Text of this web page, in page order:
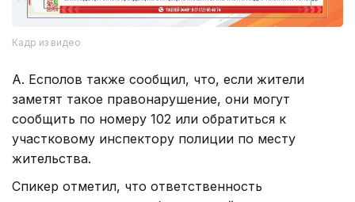
Кадр из видео
А. Есполов также сообщил, что, если жители
заметят такое правонарушение, они могут
сообщить по номеру 102 или обратиться к
участковому инспектору полиции по месту
жительства.
Спикер отметил, что ответственность